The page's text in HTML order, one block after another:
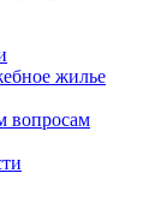
жилье
вопросам